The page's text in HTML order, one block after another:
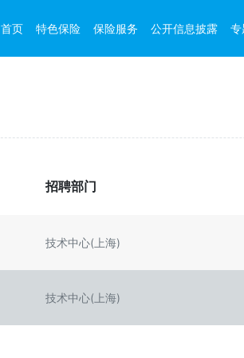
首页 特色保险 保险服务 公开信息披露 专
招聘部门
技术中心(上海)
技术中心(上海)